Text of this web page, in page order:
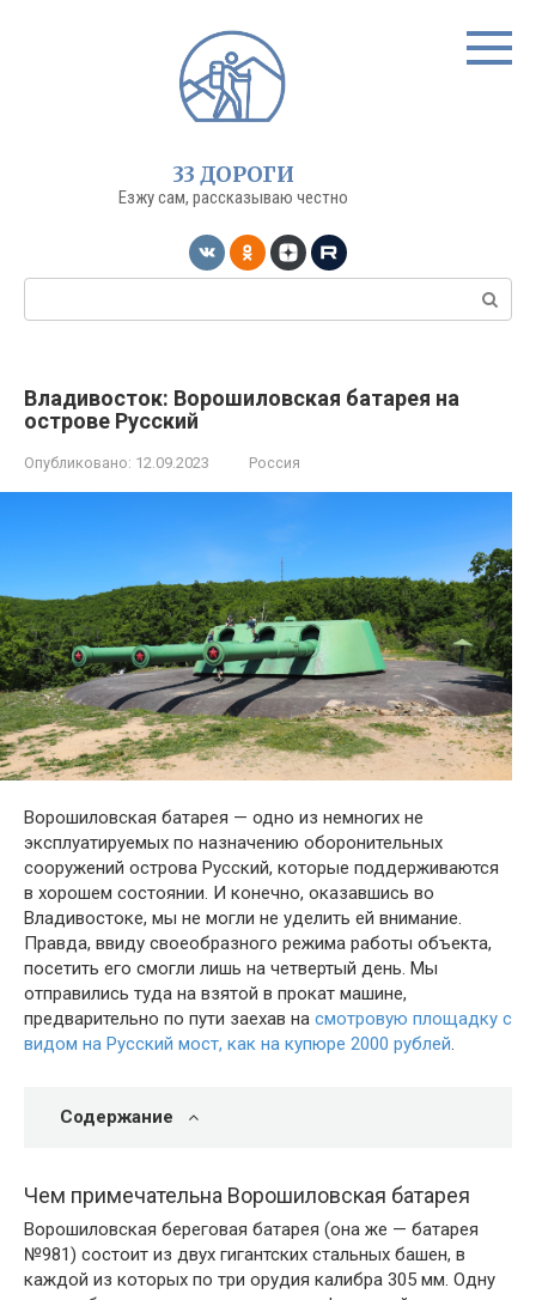
33 ДОРОГИ
Езжу сам, рассказываю честно
Поиск:
Владивосток: Ворошиловская батарея на
острове Русский
Опубликовано: 12.09.2023 Россия
Ворошиловская батарея — одно из немногих не
эксплуатируемых по назначению оборонительных
сооружений острова Русский, которые поддерживаются
в хорошем состоянии. И конечно, оказавшись во
Владивостоке, мы не могли не уделить ей внимание.
Правда, ввиду своеобразного режима работы объекта,
посетить его смогли лишь на четвертый день. Мы
отправились туда на взятой в прокат машине,
предварительно по пути заехав на смотровую площадку с
видом на Русский мост, как на купюре 2000 рублей.
Содержание
Чем примечательна Ворошиловская батарея
Ворошиловская береговая батарея (она же — батарея
№981) состоит из двух гигантских стальных башен, в
каждой из которых по три орудия калибра 305 мм. Одну